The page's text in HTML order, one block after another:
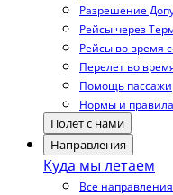
Разрешение
Рейсы через
Рейсы во время
Перелет во
Помощь
Нормы и
Полет с нами
Направления
Куда мы летаем
Все направления